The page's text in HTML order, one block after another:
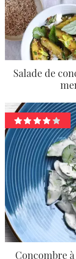
Salade de
Concombre